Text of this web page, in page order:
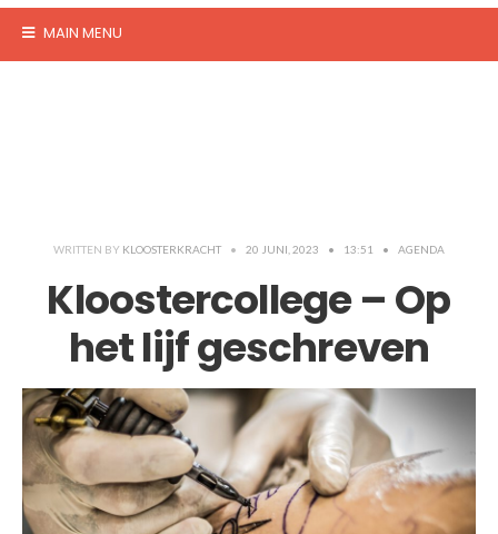
MAIN MENU
WRITTEN BY KLOOSTERKRACHT • 20 JUNI, 2023 • 13:51 • AGENDA
Kloostercollege – Op
het lijf geschreven